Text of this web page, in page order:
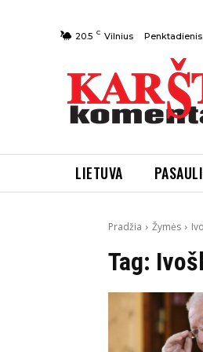
20.5 C Vilnius
LIETUVA
Pradžia Žymės
Tag: